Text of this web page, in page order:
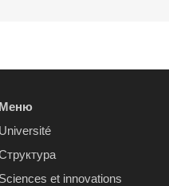
Меню
Université
Sciences et innovations